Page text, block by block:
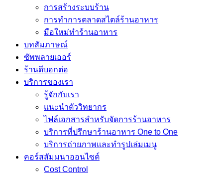
การสร้างระบบร้าน
การทำการตลาดสไตล์ร้านอาหาร
มือใหม่ทำร้านอาหาร
บทสัมภาษณ์
ซัพพลายเออร์
ร้านดีบอกต่อ
บริการของเรา
รู้จักกับเรา
แนะนำตัววิทยากร
ไฟล์เอกสารสำหรับจัดการร้านอาหาร
บริการที่ปรึกษาร้านอาหาร One to One
บริการถ่ายภาพและทำรูปเล่มเมนู
คอร์สสัมมนาออนไซต์
Cost Control